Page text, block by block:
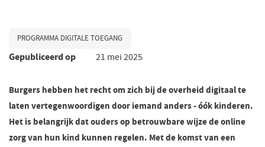
PROGRAMMA DIGITALE TOEGANG
Gepubliceerd op 21 mei 2025
Burgers hebben het recht om zich bij de overheid digitaal te
laten vertegenwoordigen door iemand anders - óók kinderen.
Het is belangrijk dat ouders op betrouwbare wijze de online
zorg van hun kind kunnen regelen. Met de komst van een